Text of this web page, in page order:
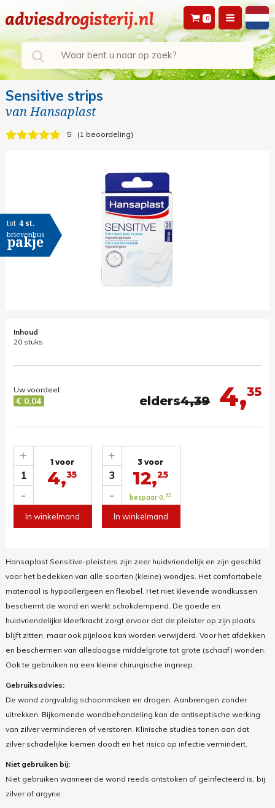
0
Sensitive strips
vanHansaplast
5 1 beoordeling
tot 4 st.
brievenbus
pakje
Inhoud
20 stuks
4,35
elders4,39
Uw voordeel:
€ 0,04
1
-
+ 1 voor
4,35
In winkelmand
3
-
+ 3 voor
12,25
bespaar 0, 92
In winkelmand
Hansaplast Sensitive-pleisters zijn zeer huidvriendelijk en zijn geschikt
voor het bedekken van alle soorten (kleine) wondjes. Het comfortabele
materiaal is hypoallergeen en flexibel. Het niet klevende wondkussen
beschermt de wond en werkt schokdempend. De goede en
huidvriendelijke kleefkracht zorgt ervoor dat de pleister op zijn plaats
blijft zitten, maar ook pijnloos kan worden verwijderd. Voor het afdekken
en beschermen van alledaagse middelgrote tot grote (schaaf) wonden.
Ook te gebruiken na een kleine chirurgische ingreep.
Gebruiksadvies:
De wond zorgvuldig schoonmaken en drogen. Aanbrengen zonder
uitrekken. Bijkomende wondbehandeling kan de antiseptische werking
van zilver verminderen of verstoren. Klinische studies tonen aan dat
zilver schadelijke kiemen doodt en het risico op infectie vermindert.
Niet gebruiken bij:
Niet gebruiken wanneer de wond reeds ontstoken of geïnfecteerd is, bij
zilver of argyrie.